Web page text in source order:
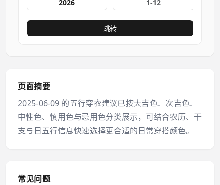
跳转
页面摘要
2025-06-09 的五行穿衣建议已按大吉色、次吉色、
中性色、慎用色与忌用色分类展示，可结合农历、干
支与日五行信息快速选择更合适的日常穿搭颜色。
常见问题